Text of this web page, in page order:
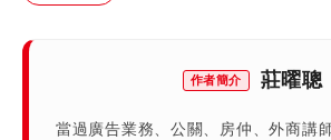
作者簡介 莊曜聰
當過廣告業務、公關、房仲、外商講